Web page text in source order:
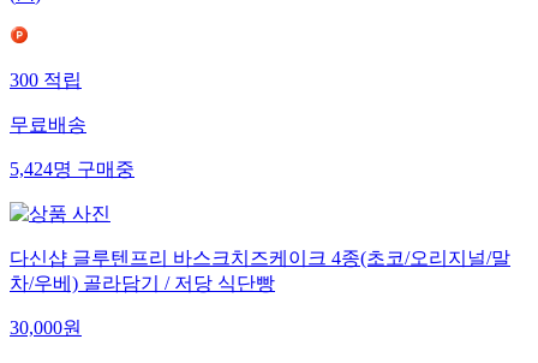
(74)
300적립
무료배송
5,424명구매중
다신샵 글루텐프리 바스크치즈케이크 4종(초코/오리지널/말
차/우베) 골라담기 / 저당 식단빵
30,000원